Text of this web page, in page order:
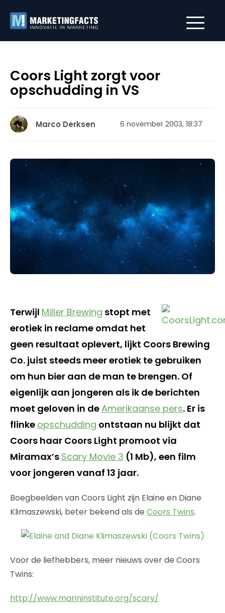
Coors Light zorgt voor
opschudding in VS
Marco Derksen 6 november 2003, 18:37
Terwijl Miller Brewing stopt met
erotiek in reclame omdat het
geen resultaat oplevert, lijkt Coors Brewing
Co. juist steeds meer erotiek te gebruiken
om hun bier aan de man te brengen. Of
eigenlijk aan jongeren als ik de berichten
moet geloven in deAmerikaanse pers. Er is
flinke opschudding ontstaan nu blijkt dat
Coors haar Coors Light promoot via
Miramax’s Scary Movie 3 (1 Mb), een film
voor jongeren vanaf 13 jaar.
Boegbeelden van Coors Light zijn Elaine en Diane
Klimaszewski, beter bekend als de Coors Twins.
Voor de liefhebbers, meer nieuws over de Coors
Twins:
http://www.marininstitute.org/scary/